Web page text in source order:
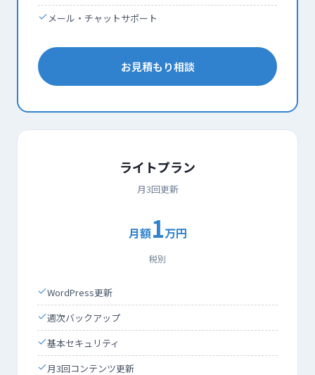
ライトプラン
月3回更新
月額1万円
税別
WordPress更新
週次バックアップ
基本セキュリティ
月3回コンテンツ更新
メール・チャットサポート
お見積もり相談